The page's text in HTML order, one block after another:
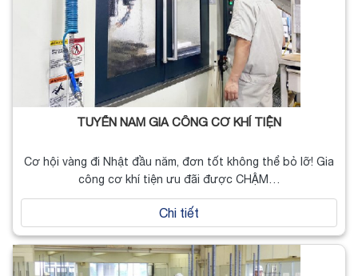
TUYỂN NAM GIA CÔNG CƠ KHÍ TIỆN
Cơ hội vàng đi Nhật đầu năm, đơn tốt không thể bỏ lỡ! Gia
công cơ khí tiện ưu đãi được CHẬM…
Chi tiết